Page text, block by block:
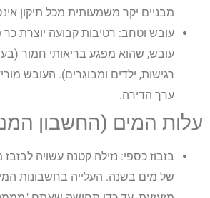
מבניים יקר משמעותית מכל תיקון
עובש וטחב: רטיבות קבועה יוצרת
עובש, שהוא מפגע בריאותי חמור
רגישות, ילדים ומבוגרים). העובש
ערך הדירה.
עלות המים (החשבון
בזבוז כספי: נזילה קטנה עשויה
של מים בשנה. העלייה בחשבונות